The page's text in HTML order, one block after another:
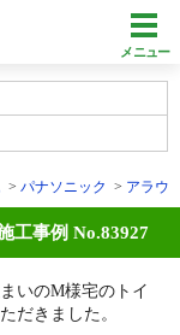
メニュー
パナソニック アラウ
工事例 No.83927
いのM様宅のトイ
だきました。